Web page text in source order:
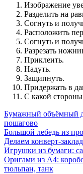
Изображение
Разделить на
Согнуть и
Расположить
Согнуть и
Разрезать
Приклеить.
Надуть.
Защипнуть.
Придержать в
С какой
Бумажный объёмный
пошагово
Большой лебедь из
Делаем конверт-
Игрушки из бумаги:
Оригами из А4:
тюльпан, танк